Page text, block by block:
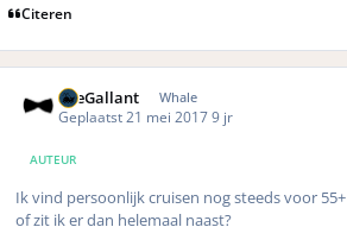
Citeren
TheGallant Whale
Geplaatst 21 mei 20179 jr
AUTEUR
Ik vind persoonlijk cruisen nog steeds voor 55+
of zit ik er dan helemaal naast?